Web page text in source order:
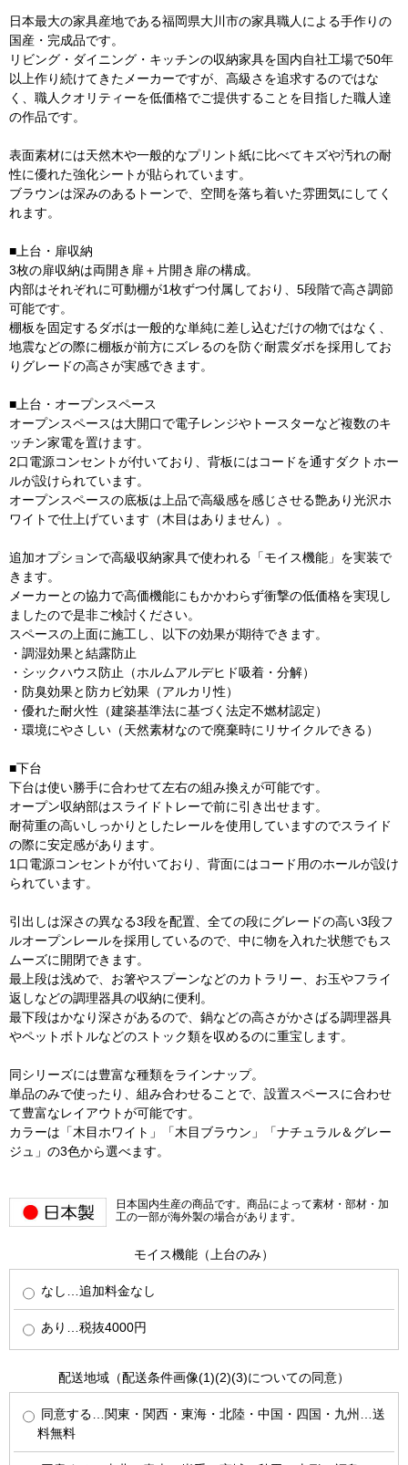
日本最大の家具産地である福岡県大川市の家具職人による手作りの
国産・完成品です。
リビング・ダイニング・キッチンの収納家具を国内自社工場で50年
以上作り続けてきたメーカーですが、高級さを追求するのではな
く、職人クオリティーを低価格でご提供することを目指した職人達
の作品です。
表面素材には天然木や一般的なプリント紙に比べてキズや汚れの耐
性に優れた強化シートが貼られています。
ブラウンは深みのあるトーンで、空間を落ち着いた雰囲気にしてく
れます。
■上台・扉収納
3枚の扉収納は両開き扉＋片開き扉の構成。
内部はそれぞれに可動棚が1枚ずつ付属しており、5段階で高さ調節
可能です。
棚板を固定するダボは一般的な単純に差し込むだけの物ではなく、
地震などの際に棚板が前方にズレるのを防ぐ耐震ダボを採用してお
りグレードの高さが実感できます。
■上台・オープンスペース
オープンスペースは大開口で電子レンジやトースターなど複数のキ
ッチン家電を置けます。
2口電源コンセントが付いており、背板にはコードを通すダクトホー
ルが設けられています。
オープンスペースの底板は上品で高級感を感じさせる艶あり光沢ホ
ワイトで仕上げています（木目はありません）。
追加オプションで高級収納家具で使われる「モイス機能」を実装で
きます。
メーカーとの協力で高価機能にもかかわらず衝撃の低価格を実現し
ましたので是非ご検討ください。
スペースの上面に施工し、以下の効果が期待できます。
・調湿効果と結露防止
・シックハウス防止（ホルムアルデヒド吸着・分解）
・防臭効果と防カビ効果（アルカリ性）
・優れた耐火性（建築基準法に基づく法定不燃材認定）
・環境にやさしい（天然素材なので廃棄時にリサイクルできる）
■下台
下台は使い勝手に合わせて左右の組み換えが可能です。
オープン収納部はスライドトレーで前に引き出せます。
耐荷重の高いしっかりとしたレールを使用していますのでスライド
の際に安定感があります。
1口電源コンセントが付いており、背面にはコード用のホールが設け
られています。
引出しは深さの異なる3段を配置、全ての段にグレードの高い3段フ
ルオープンレールを採用しているので、中に物を入れた状態でもス
ムーズに開閉できます。
最上段は浅めで、お箸やスプーンなどのカトラリー、お玉やフライ
返しなどの調理器具の収納に便利。
最下段はかなり深さがあるので、鍋などの高さがかさばる調理器具
やペットボトルなどのストック類を収めるのに重宝します。
同シリーズには豊富な種類をラインナップ。
単品のみで使ったり、組み合わせることで、設置スペースに合わせ
て豊富なレイアウトが可能です。
カラーは「木目ホワイト」「木目ブラウン」「ナチュラル＆グレー
ジュ」の3色から選べます。
日本国内生産の商品です。商品によって素材・部材・加
工の一部が海外製の場合があります。
モイス機能（上台のみ）
なし…追加料金なし
あり…税抜4000円
配送地域（配送条件画像(1)(2)(3)についての同意）
同意する…関東・関西・東海・北陸・中国・四国・九州…送
料無料